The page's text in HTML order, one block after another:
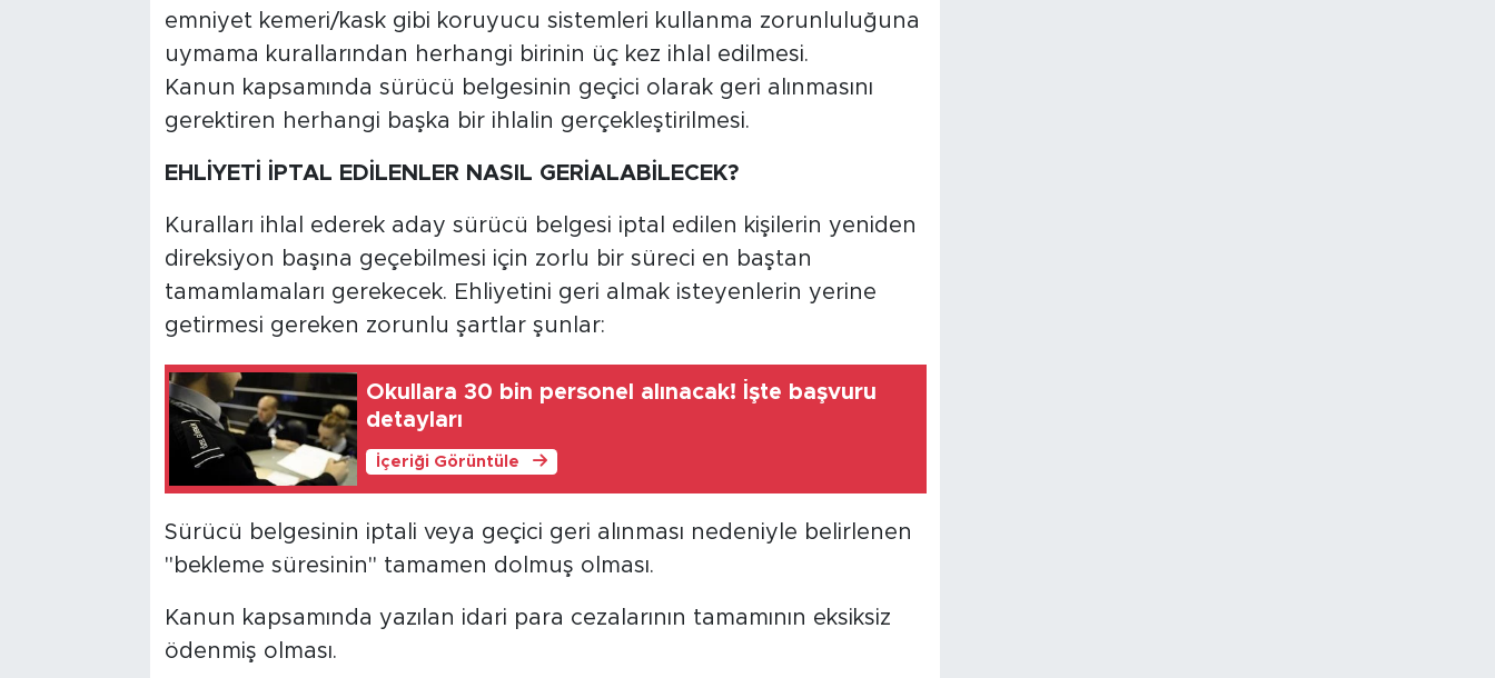
emniyet kemeri/kask gibi koruyucu sistemleri kullanma zorunluluğuna
uymama kurallarından herhangi birinin üç kez ihlal edilmesi.
Kanun kapsamında sürücü belgesinin geçici olarak geri alınmasını
gerektiren herhangi başka bir ihlalin gerçekleştirilmesi.
EHLİYETİ İPTAL EDİLENLER NASIL GERİALABİLECEK?
Kuralları ihlal ederek aday sürücü belgesi iptal edilen kişilerin yeniden
direksiyon başına geçebilmesi için zorlu bir süreci en baştan
tamamlamaları gerekecek. Ehliyetini geri almak isteyenlerin yerine
getirmesi gereken zorunlu şartlar şunlar:
Okullara 30 bin personel alınacak! İşte başvuru
detayları
İçeriği Görüntüle
Sürücü belgesinin iptali veya geçici geri alınması nedeniyle belirlenen
"bekleme süresinin" tamamen dolmuş olması.
Kanun kapsamında yazılan idari para cezalarının tamamının eksiksiz
ödenmiş olması.